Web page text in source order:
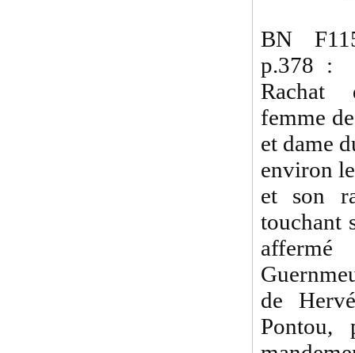
BN
p.378 :
Rachat
femme
et dame
environ
et son
touchant
de
Pontou,